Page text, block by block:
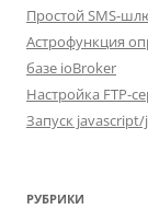
Простой SMS-
Астрофункция
базе ioBroker
Настройка FTP-
Запуск
РУБРИКИ